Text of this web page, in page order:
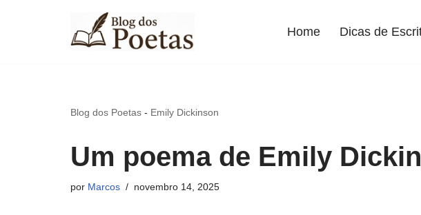
Home Dicas de
Blog dos Poetas - Emily Dickinson
Um poema de Emily
por Marcos novembro 14, 2025